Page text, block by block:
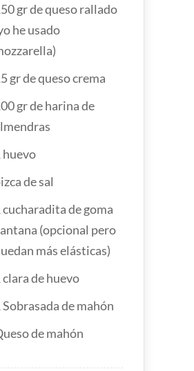
gr de queso rallado
he usado
gr de queso crema
gr de harina de
huevo
de sal
cucharadita de goma
(opcional pero
más elásticas)
clara de huevo
Sobrasada de mahón
de mahón